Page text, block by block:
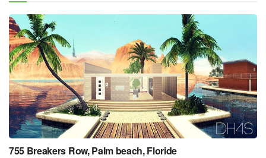
755 Breakers Row, Palm beach, Floride